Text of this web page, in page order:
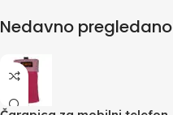
Nedavno pregledano